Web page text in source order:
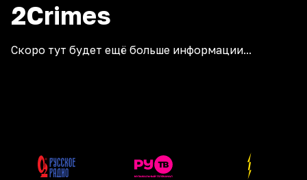
2Crimes
Скоро тут будет ещё больше информации...